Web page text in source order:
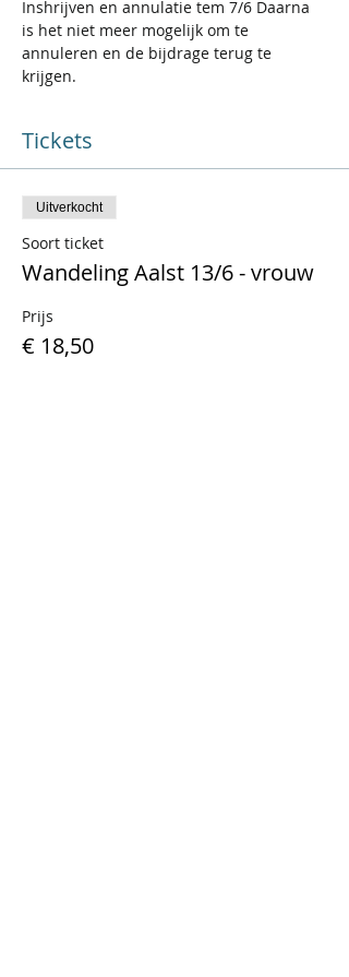
Inshrijven en annulatie tem 7/6 Daarna
is het niet meer mogelijk om te
annuleren en de bijdrage terug te
krijgen.
Tickets
Uitverkocht
Soort ticket
Wandeling Aalst 13/6 - vrouw
Prijs
€ 18,50